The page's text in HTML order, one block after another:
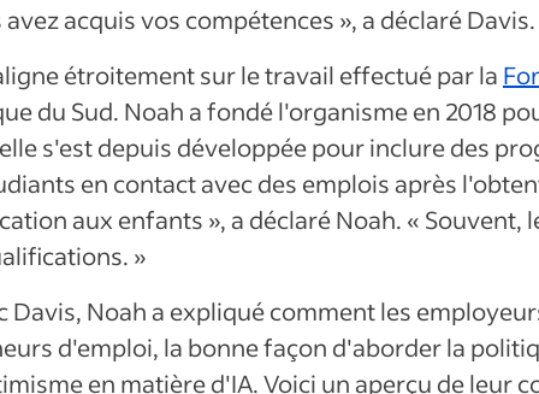
acquis vos compétences », a déclaré Davis.
étroitement sur le travail effectué par la
du Sud. Noah a fondé l'organisme en 2018
s'est depuis développée pour inclure des
en contact avec des emplois après
aux enfants », a déclaré Noah. « Souvent,
»
Noah a expliqué comment les
d'emploi, la bonne façon d'aborder la
en matière d'IA. Voici un aperçu de leur